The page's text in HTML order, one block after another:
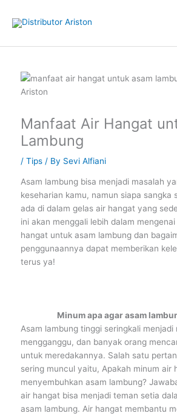
Manfaat Air Hangat
Lambung
/ Tips/ By Sevi Alfiani
Asam lambung bisa menjadi masalah
keseharian kamu, namun siapa sangka
ada di dalam gelas air hangat yang
ini akan menggali lebih dalam
hangat untuk asam lambung dan
penggunaannya dapat memberikan
terus ya!
Minum apa agar asam
Asam lambung tinggi seringkali menjadi
mengganggu, dan banyak orang
untuk meredakannya. Salah satu
sering muncul yaitu, Apakah minum air
menyembuhkan asam lambung?
air hangat bisa menjadi teman setia
asam lambung. Air hangat membantu